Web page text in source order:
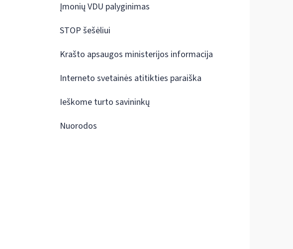
Įmonių VDU palyginimas
STOP šešėliui
Krašto apsaugos ministerijos informacija
Interneto svetainės atitikties paraiška
Ieškome turto savininkų
Nuorodos